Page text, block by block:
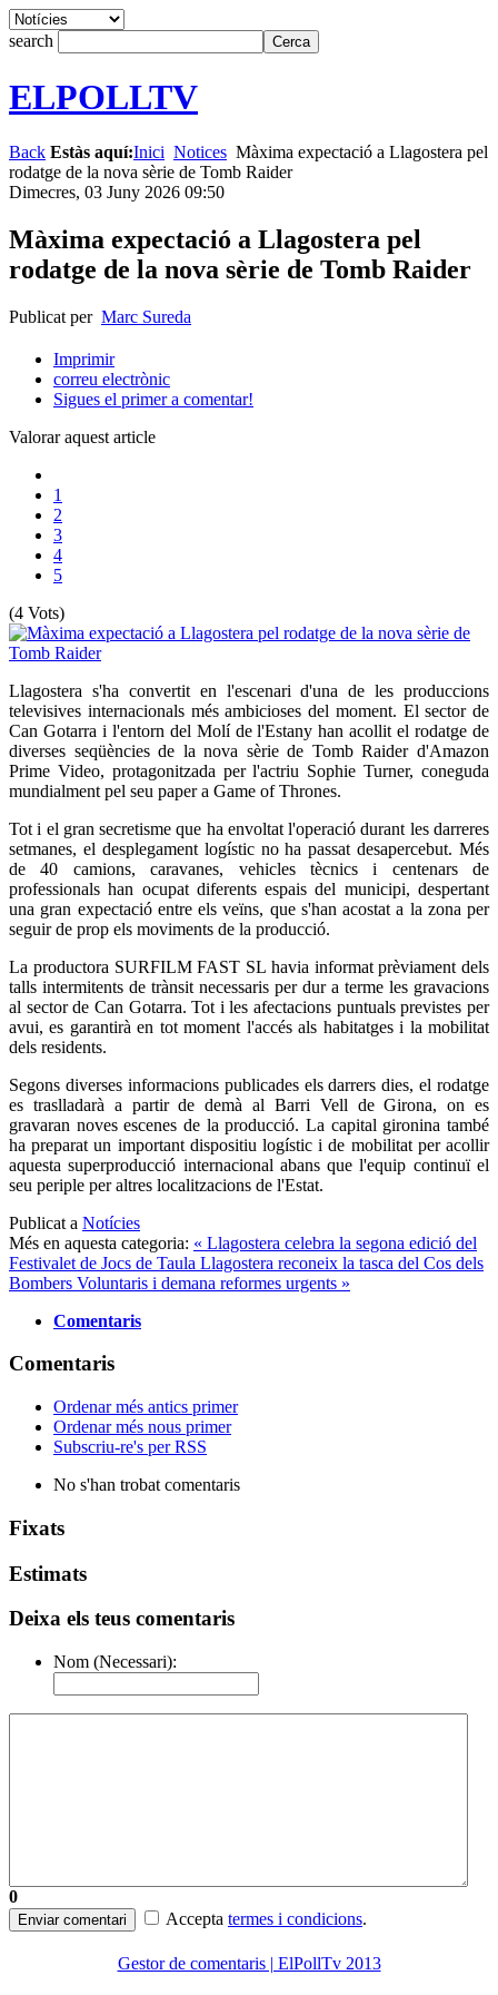
search
ELPOLLTV
Back Estàs aquí:Inici Notices Màxima expectació a Llagostera pel
rodatge de la nova sèrie de Tomb Raider
Dimecres, 03 Juny 2026 09:50
Màxima expectació a Llagostera pel
rodatge de la nova sèrie de Tomb Raider
Publicat per Marc Sureda
Imprimir
correu electrònic
Sigues el primer a comentar!
Valorar aquest article
1
2
3
4
5
(4 Vots)
Llagostera s'ha convertit en l'escenari d'una de les produccions
televisives internacionals més ambicioses del moment. El sector de
Can Gotarra i l'entorn del Molí de l'Estany han acollit el rodatge de
diverses seqüències de la nova sèrie de Tomb Raider d'Amazon
Prime Video, protagonitzada per l'actriu Sophie Turner, coneguda
mundialment pel seu paper a Game of Thrones.
Tot i el gran secretisme que ha envoltat l'operació durant les darreres
setmanes, el desplegament logístic no ha passat desapercebut. Més
de 40 camions, caravanes, vehicles tècnics i centenars de
professionals han ocupat diferents espais del municipi, despertant
una gran expectació entre els veïns, que s'han acostat a la zona per
seguir de prop els moviments de la producció.
La productora SURFILM FAST SL havia informat prèviament dels
talls intermitents de trànsit necessaris per dur a terme les gravacions
al sector de Can Gotarra. Tot i les afectacions puntuals previstes per
avui, es garantirà en tot moment l'accés als habitatges i la mobilitat
dels residents.
Segons diverses informacions publicades els darrers dies, el rodatge
es traslladarà a partir de demà al Barri Vell de Girona, on es
gravaran noves escenes de la producció. La capital gironina també
ha preparat un important dispositiu logístic i de mobilitat per acollir
aquesta superproducció internacional abans que l'equip continuï el
seu periple per altres localitzacions de l'Estat.
Publicat a Notícies
Més en aquesta categoria: « Llagostera celebra la segona edició del
Festivalet de Jocs de Taula Llagostera reconeix la tasca del Cos dels
Bombers Voluntaris i demana reformes urgents »
Comentaris
Comentaris
Ordenar més antics primer
Ordenar més nous primer
Subscriu-re's per RSS
No s'han trobat comentaris
Fixats
Estimats
Deixa els teus comentaris
Nom (Necessari):
0
Enviar comentari Accepta termes i condicions.
Gestor de comentaris | ElPollTv 2013